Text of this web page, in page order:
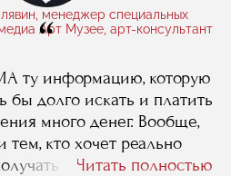
менеджер специальных
Арт Музее, арт-консультант
“
ту информацию, которую
бы долго искать и платить
много денег. Вообще,
тем, кто хочет реально
практические
Читать полностью